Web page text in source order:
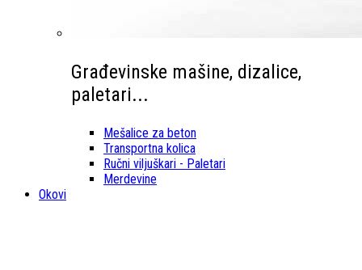
Građevinske mašine, dizalice,
paletari...
Mešalice za beton
Transportna kolica
Ručni viljuškari - Paletari
Merdevine
Okovi